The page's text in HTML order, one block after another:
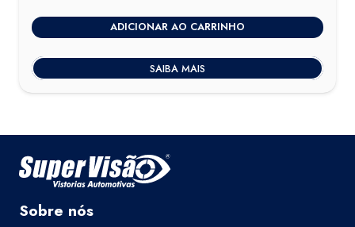
ADICIONAR AO CARRINHO
SAIBA MAIS
Sobre nós